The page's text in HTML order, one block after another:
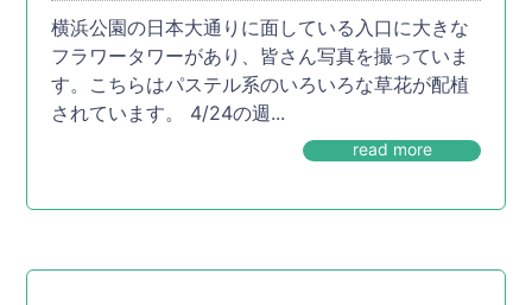
横浜公園の日本大通りに面している入口に大きな
フラワータワーがあり、皆さん写真を撮っていま
す。こちらはパステル系のいろいろな草花が配植
されています。 4/24の週...
read more